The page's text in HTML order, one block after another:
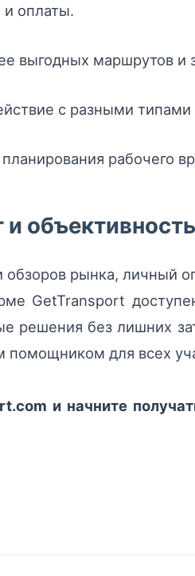
и оплаты.
выгодных маршрутов и
с разными типами
рабочего
рынка, личный
GetTransport
решения без лишних
для всех
и начните